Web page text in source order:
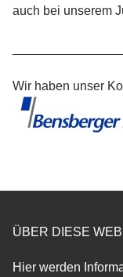
auch bei unserem
Wir haben unser
ÜBER DIESE
Hier werden